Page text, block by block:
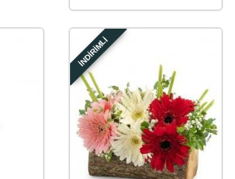
İNDİRİMLİ